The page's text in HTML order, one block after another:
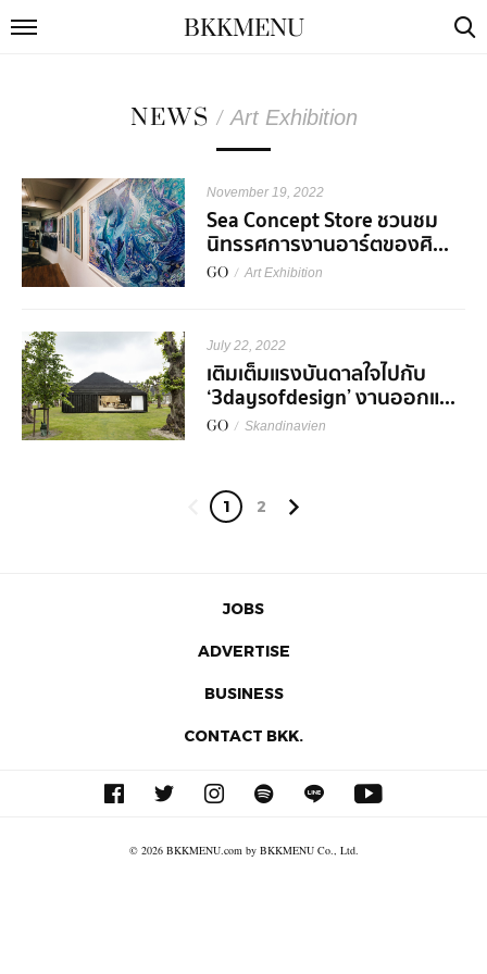
BKKMENU
NEWS / Art Exhibition
November 19, 2022
Sea Concept Store ชวนชม
นิทรรศการงานอาร์ตของศิ...
GO / Art Exhibition
July 22, 2022
เติมเต็มแรงบันดาลใจไปกับ
‘3daysofdesign’ งานออกแ...
GO / Skandinavien
1 2
JOBS
ADVERTISE
BUSINESS
CONTACT BKK.
© 2026 BKKMENU.com by BKKMENU Co., Ltd.